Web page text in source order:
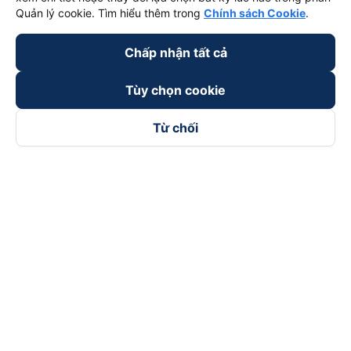
Quản lý cookie. Tìm hiểu thêm trong Chính sách Cookie.
Chấp nhận tất cả
Tùy chọn cookie
Từ chối